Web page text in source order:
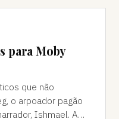
para Moby
o arpoador pagão
Ishmael. A